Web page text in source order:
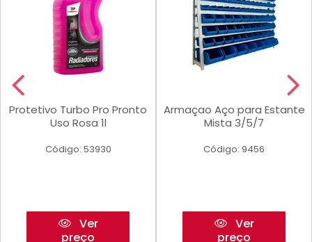
Protetivo Turbo Pro Pronto
Uso Rosa 1l
Código: 53930
Ver
preço
Armaçao Aço para Estante
Mista 3/5/7
Código: 9456
Ver
preço